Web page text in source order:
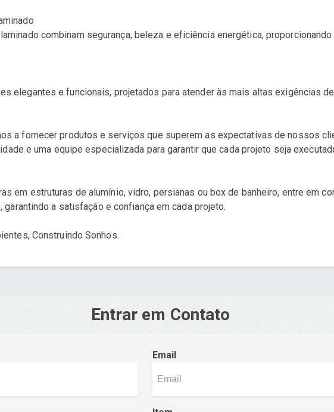
combinam segurança, beleza e eficiência energética,
elegantes e funcionais, projetados para atender às mais altas exigências
a fornecer produtos e serviços que superem as expectativas de nossos
e uma equipe especializada para garantir que cada projeto seja
em estruturas de alumínio, vidro, persianas ou box de banheiro, entre em
a satisfação e confiança em cada projeto.
Construindo Sonhos.
Entrar em Contato
Email